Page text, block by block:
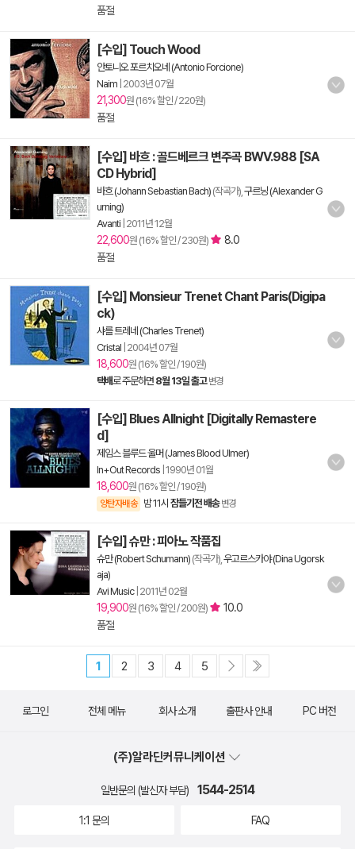
품절
[수입] Touch Wood
안토니오 포르치오네 (Antonio Forcione)
Naim 2003년 07월
21,300원 (16% 할인 / 220원)
품절
[수입] 바흐 : 골드베르크 변주곡 BWV.988 [SA
CD Hybrid]
바흐 (Johann Sebastian Bach) (작곡가), 구르닝 (Alexander G
urning)
Avanti 2011년 12월
22,600원 (16% 할인 / 230원)
8.0
품절
[수입] Monsieur Trenet Chant Paris(Digipa
ck)
샤를 트레네 (Charles Trenet)
Cristal 2004년 07월
18,600원 (16% 할인 / 190원)
택배로 주문하면 8월 13일 출고 변경
[수입] Blues Allnight [Digitally Remastere
d]
제임스 블루드 울머 (James Blood Ulmer)
In+Out Records 1990년 01월
18,600원 (16% 할인 / 190원)
양탄자배송 밤 11시 잠들기전 배송 변경
[수입] 슈만 : 피아노 작품집
슈만 (Robert Schumann) (작곡가), 우고르스카야 (Dina Ugorsk
aja)
Avi Music| 2011년 02월
19,900원 (16% 할인 / 200원)
10.0
품절
1 2 3 4 5
로그인 전체 메뉴 회사 소개 출판사 안내 PC 버전
(주)알라딘커뮤니케이션
일반문의 (발신자 부담) 1544-2514
1:1 문의 FAQ